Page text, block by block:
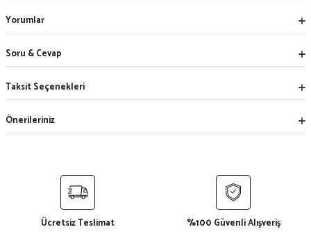
Yorumlar
Soru & Cevap
Taksit Seçenekleri
Önerileriniz
Ücretsiz Teslimat %100 Güvenli Alışveriş